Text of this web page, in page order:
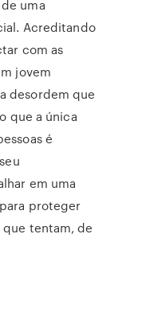
uma
Acreditando
com as
jovem
desordem que
que a única
é
em uma
proteger
que tentam, de